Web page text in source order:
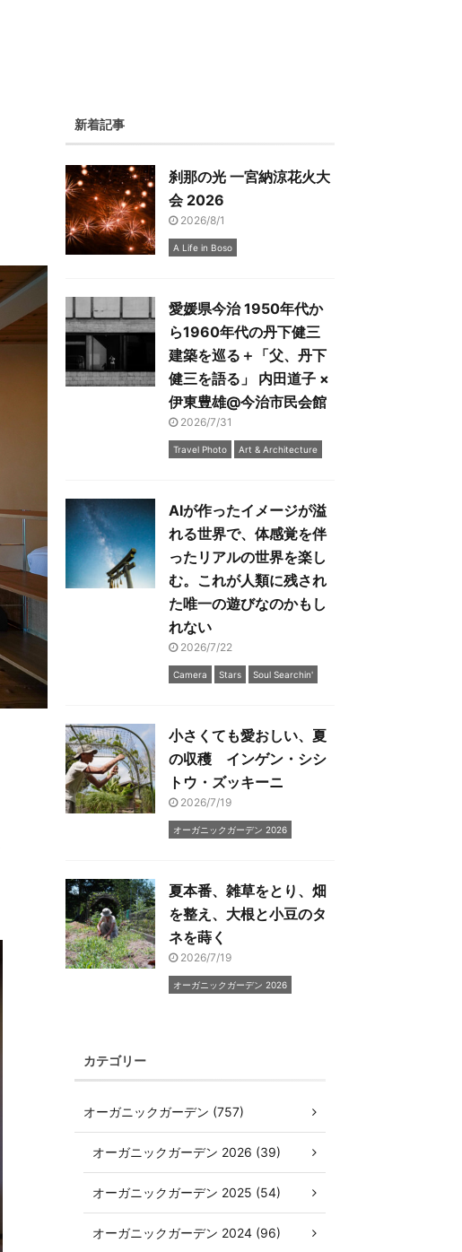
新着記事
刹那の光 一宮納涼花火大
会 2026
2026/8/1
A Life in Boso
愛媛県今治 1950年代か
ら1960年代の丹下健三
建築を巡る＋「父、丹下
健三を語る」 内田道子 ×
伊東豊雄@今治市民会館
2026/7/31
Travel Photo Art & Architecture
AIが作ったイメージが溢
れる世界で、体感覚を伴
ったリアルの世界を楽し
む。これが人類に残され
た唯一の遊びなのかもし
れない
2026/7/22
Camera Stars Soul Searchin'
小さくても愛おしい、夏
の収穫 インゲン・シシ
トウ・ズッキーニ
2026/7/19
オーガニックガーデン 2026
夏本番、雑草をとり、畑
を整え、大根と小豆のタ
ネを蒔く
2026/7/19
オーガニックガーデン 2026
カテゴリー
オーガニックガーデン (757)
オーガニックガーデン 2026 (39)
オーガニックガーデン 2025 (54)
オーガニックガーデン 2024 (96)